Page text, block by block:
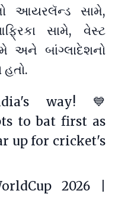
આયરલૅન્ડ સામે,
સામે, વેસ્ટ
અને બાંગ્લાદેશનો
way! 💙
to bat first as
up for cricket's
2026 |